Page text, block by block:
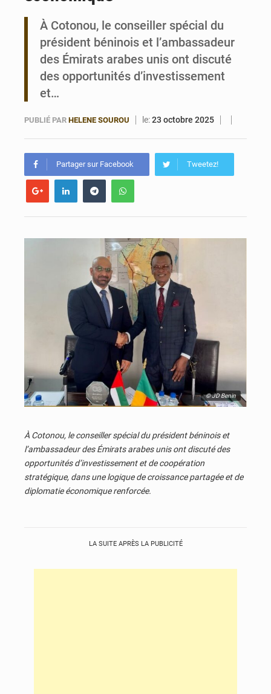
Noyade tragique à Kalalé : 2 enfants perdent la vie à Gawézi
À Cotonou, le conseiller spécial du
président béninois et l’ambassadeur
des Émirats arabes unis ont discuté
des opportunités d’investissement
et…
PUBLIÉ PAR HELENE SOUROU le:23 octobre 2025
Partager sur Facebook Tweetez!
© JD Benin
À Cotonou, le conseiller spécial du président béninois et
l’ambassadeur des Émirats arabes unis ont discuté des
opportunités d’investissement et de coopération
stratégique, dans une logique de croissance partagée et de
diplomatie économique renforcée.
LA SUITE APRÈS LA PUBLICITÉ